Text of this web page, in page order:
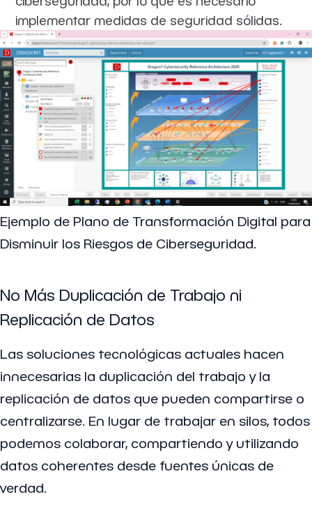
implementar medidas de seguridad sólidas.
Ejemplo de Plano de Transformación Digital para
Disminuir los Riesgos de Ciberseguridad.
No Más Duplicación de Trabajo ni
Replicación de Datos
Las soluciones tecnológicas actuales hacen
innecesarias la duplicación del trabajo y la
replicación de datos que pueden compartirse o
centralizarse. En lugar de trabajar en silos, todos
podemos colaborar, compartiendo y utilizando
datos coherentes desde fuentes únicas de
verdad.